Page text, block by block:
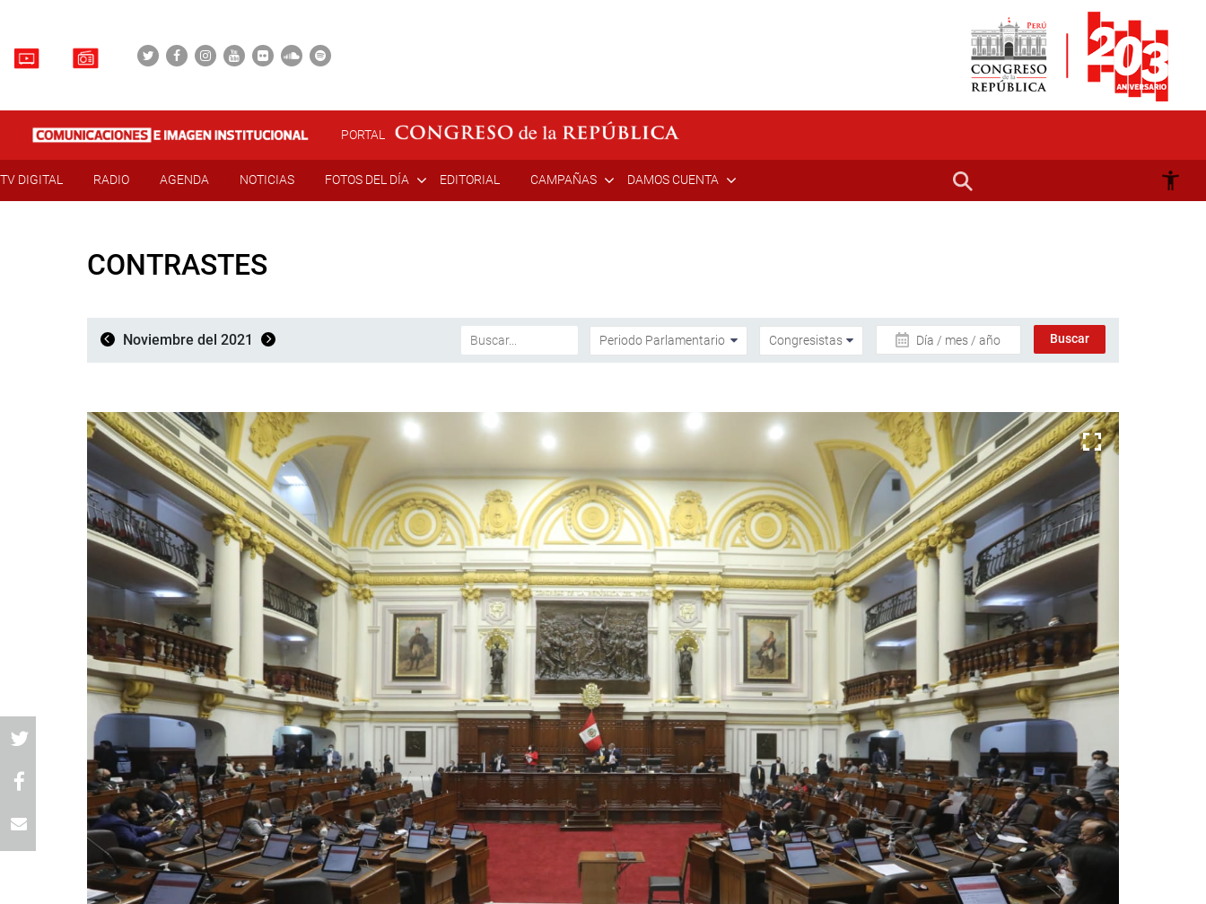
PORTAL
TV DIGITAL RADIO AGENDA NOTICIAS FOTOS DEL DÍA EDITORIAL CAMPAÑAS DAMOS CUENTA
CONTRASTES
Noviembre del 2021 Día / mes / año